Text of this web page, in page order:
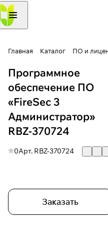
Главная Каталог ПО и
Программное
обеспечение ПО
«FireSec 3
Администратор»
RBZ-370724
0Арт. RBZ-370724
Заказать